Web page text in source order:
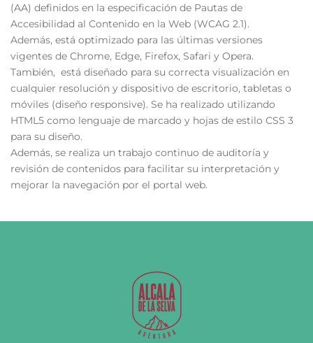
(AA) definidos en la especificación de Pautas de
Accesibilidad al Contenido en la Web (WCAG 2.1).
Además, está optimizado para las últimas versiones
vigentes de Chrome, Edge, Firefox, Safari y Opera.
También, está diseñado para su correcta visualización en
cualquier resolución y dispositivo de escritorio, tabletas o
móviles (diseño responsive). Se ha realizado utilizando
HTML5 como lenguaje de marcado y hojas de estilo CSS 3
para su diseño.
Además, se realiza un trabajo continuo de auditoría y
revisión de contenidos para facilitar su interpretación y
mejorar la navegación por el portal web.